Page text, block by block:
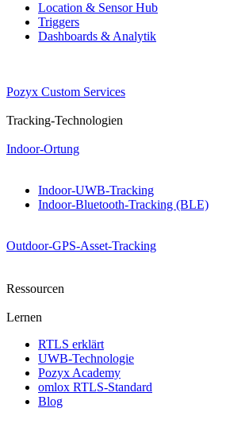
Location & Sensor Hub
Triggers
Dashboards & Analytik
Pozyx Custom Services
Tracking-Technologien
Indoor-Ortung
Indoor-UWB-Tracking
Indoor-Bluetooth-Tracking (BLE)
Outdoor-GPS-Asset-Tracking
Ressourcen
Lernen
RTLS erklärt
UWB-Technologie
Pozyx Academy
omlox RTLS-Standard
Blog